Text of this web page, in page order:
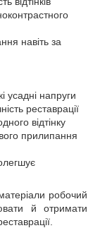
навіть за
усадні напруги
реставрації
відтінку
прилипання
робочий
й отримати